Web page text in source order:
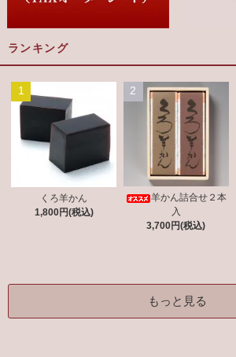
ランキング
1
くろ羊かん
1,800円(税込)
2
羊かん詰合せ２本
入
3,700円(税込)
もっと見る